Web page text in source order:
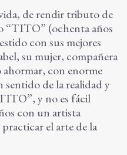
de rendir tributo de
“TITO” (ochenta años
con sus mejores
su mujer, compañera
ahormar, con enorme
de la realidad y
y no es fácil
con un artista
el arte de la